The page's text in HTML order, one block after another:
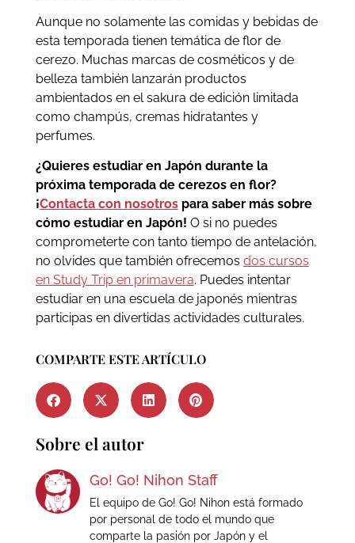
Aunque no solamente las comidas y bebidas de
esta temporada tienen temática de flor de
cerezo. Muchas marcas de cosméticos y de
belleza también lanzarán productos
ambientados en el sakura de edición limitada
como champús, cremas hidratantes y
perfumes.
¿Quieres estudiar en Japón durante la
próxima temporada de cerezos en flor?
¡Contacta con nosotrospara saber más sobre
cómo estudiar en Japón! O si no puedes
comprometerte con tanto tiempo de antelación,
no olvides que también ofrecemos dos cursos
en Study Trip en primavera. Puedes intentar
estudiar en una escuela de japonés mientras
participas en divertidas actividades culturales.
COMPARTE ESTE ARTÍCULO
Sobre el autor
Go! Go! Nihon Staff
El equipo de Go! Go! Nihon está formado
por personal de todo el mundo que
comparte la pasión por Japón y el